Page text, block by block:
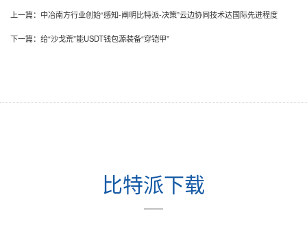
上一篇： 中冶南方行业创始“感知-阐明比特派-决策”云边协同技术达国际先进程度
下一篇： 给“沙戈荒”能USDT钱包源装备“穿铠甲”
比特派下载
——